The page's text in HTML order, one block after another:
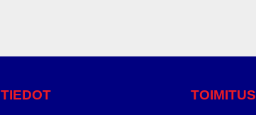
TIEDOT TOIMITUS